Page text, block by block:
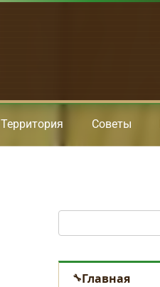
Территория Советы
Главная